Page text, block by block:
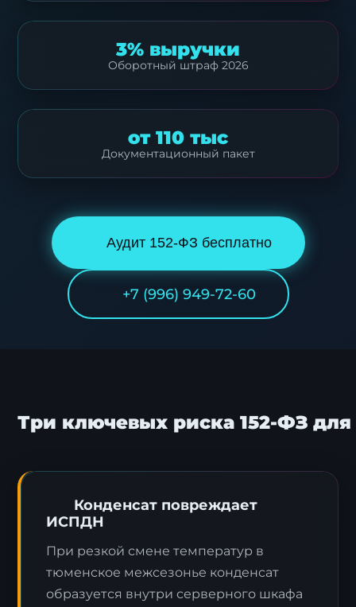
3% выручки
Оборотный штраф 2026
от 110 тыс
Документационный пакет
Аудит 152-ФЗ бесплатно
+7 (996) 949-72-60
Три ключевых риска 152-ФЗ
Конденсат повреждает
ИСПДН
При резкой смене температур в
тюменское межсезонье конденсат
образуется внутри серверного шкафа